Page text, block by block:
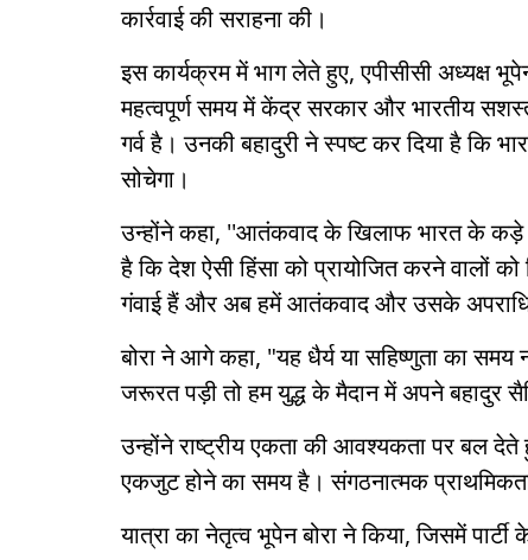
कार्रवाई की सराहना की।
इस कार्यक्रम में भाग लेते हुए, एपीसीसी अध्यक्ष
महत्वपूर्ण समय में केंद्र सरकार और भारतीय
गर्व है। उनकी बहादुरी ने स्पष्ट कर दिया है कि
सोचेगा।
उन्होंने कहा, ''आतंकवाद के खिलाफ भारत के
है कि देश ऐसी हिंसा को प्रायोजित करने वालों
गंवाई हैं और अब हमें आतंकवाद और उसके
बोरा ने आगे कहा, "यह धैर्य या सहिष्णुता का
जरूरत पड़ी तो हम युद्ध के मैदान में अपने बहादुर
उन्होंने राष्ट्रीय एकता की आवश्यकता पर बल
एकजुट होने का समय है। संगठनात्मक
यात्रा का नेतृत्व भूपेन बोरा ने किया, जिसमें